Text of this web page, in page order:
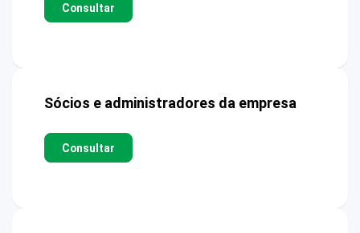
Consultar
Sócios e administradores da empresa
Consultar